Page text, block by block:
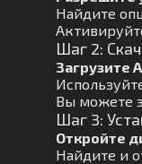
Найдите
Шаг 2:
Загрузите
Вы можете
Шаг 3:
Откройте
Найдите и